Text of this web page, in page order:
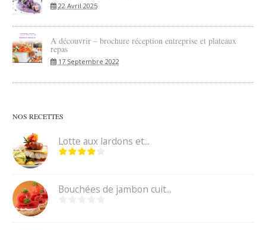
22 Avril 2025
A découvrir – brochure réception entreprise et plateaux
repas
17 Septembre 2022
NOS RECETTES
Lotte aux lardons et...
Bouchées de jambon cuit...